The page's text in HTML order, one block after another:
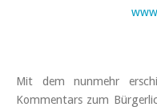
Mit dem nunmehr
Kommentars zum